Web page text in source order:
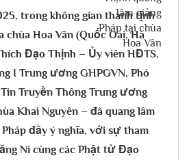
trong không gian thanh tịnh
chùa Hoa Vân (Quốc Oai, Hà
Đạo Thịnh – Ủy viên HĐTS,
I Trung ương GHPGVN, Phó
Truyền Thông Trung ương
Khai Nguyên – đã quang lâm
đầy ý nghĩa, với sự tham
Ni cùng các Phật tử Đạo